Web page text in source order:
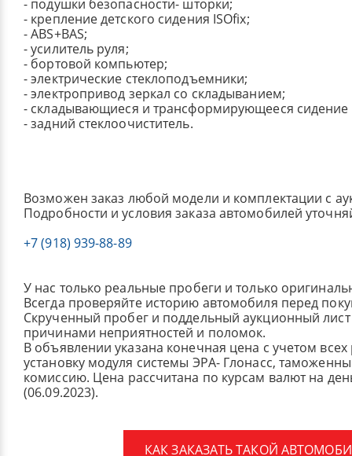
- подушки безопасности- шторки;
- крепление детского сидения ISOfix;
- ABS+BAS;
- усилитель руля;
- бортовой компьютер;
- электрические стеклоподъемники;
- электропривод зеркал со складыванием;
- складывающиеся и трансформирующееся сидение
- задний стеклоочиститель.
Возможен заказ любой модели и комплектации с
Подробности и условия заказа автомобилей
+7 (918) 939-88-89
У нас только реальные пробеги и только
Всегда проверяйте историю автомобиля перед
Скрученный пробег и поддельный аукционный лист
причинами неприятностей и поломок.
В объявлении указана конечная цена с учетом
установку модуля системы ЭРА- Глонасс,
комиссию. Цена рассчитана по курсам валют на
(06.09.2023).
КАК ЗАКАЗАТЬ ТАКОЙ